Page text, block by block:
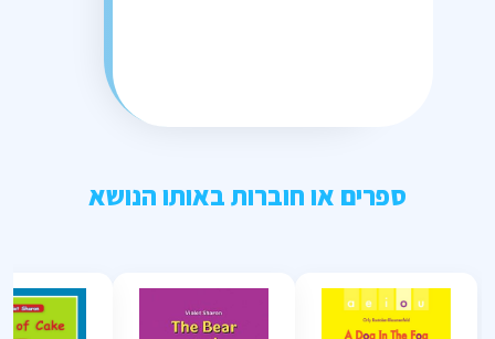
ספרים או חוברות באותו הנושא